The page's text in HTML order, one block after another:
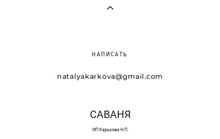
НАПИСАТЬ
natalyakarkova@gmail.com
САВАНЯ
ИП Карькова Н.П.